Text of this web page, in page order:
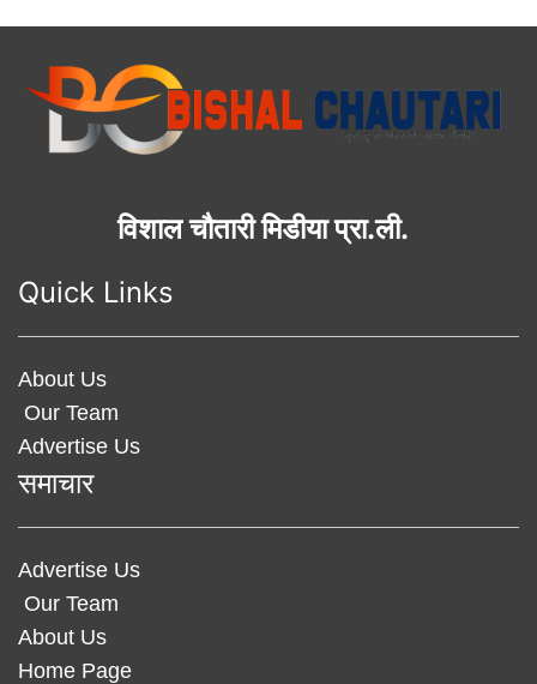
विशाल चौतारी मिडीया प्रा.ली.
Quick Links
About Us
Our Team
Advertise Us
समाचार
Advertise Us
Our Team
About Us
Home Page